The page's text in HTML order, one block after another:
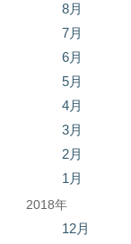
8月
7月
6月
5月
4月
3月
2月
1月
2018年
12月